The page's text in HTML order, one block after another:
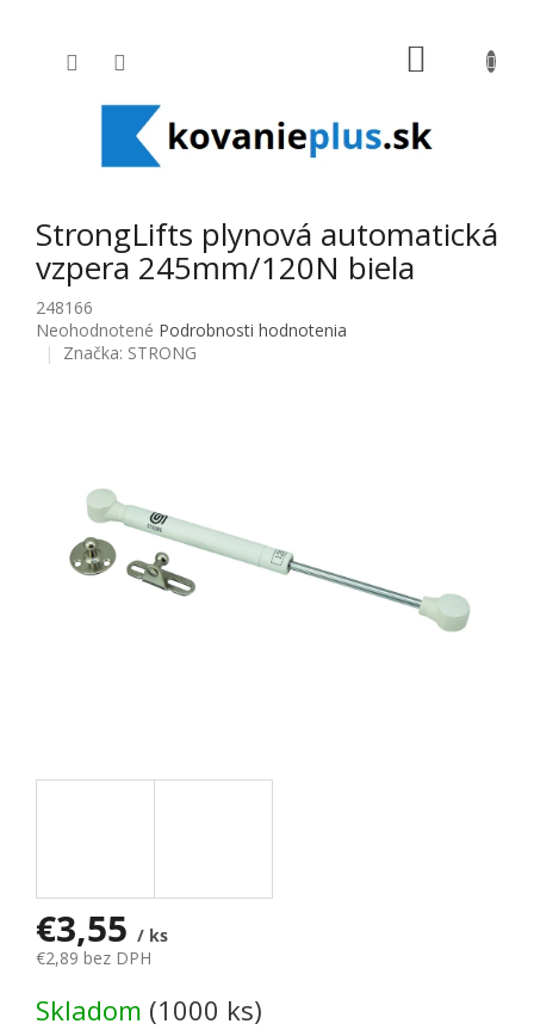
StrongLifts plynová automatická
vzpera 245mm/120N biela
248166
Priemerné hodnotenie produktu je 0,0 z 5 hviezdičiek.
Neohodnotené Podrobnosti hodnotenia
Značka: STRONG
€3,55 / ks
€2,89 bez DPH
Skladom (1000 ks)